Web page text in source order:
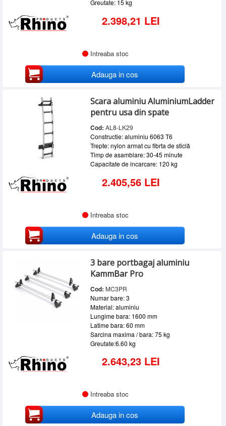
Greutate: 15 kg
2.398,21 LEI
Intreaba stoc
Adauga in cos
Scara aluminiu AluminiumLadder
pentru usa din spate
Cod: AL8-LK29
Constructie: aluminiu 6063 T6
Trepte: nylon armat cu fibrta de sticlă
Timp de asamblare: 30-45 minute
Capacitate de incarcare: 120 kg
2.405,56 LEI
Intreaba stoc
Adauga in cos
3 bare portbagaj aluminiu
KammBar Pro
Cod: MC3PR
Numar bare: 3
Material: aluminiu
Lungime bara: 1600 mm
Latime bara: 60 mm
Sarcina maxima / bara: 75 kg
Greutate:6.60 kg
2.643,23 LEI
Intreaba stoc
Adauga in cos